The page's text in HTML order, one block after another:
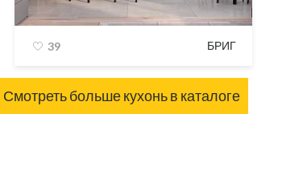
39 БРИГ
Смотреть больше кухонь в каталоге